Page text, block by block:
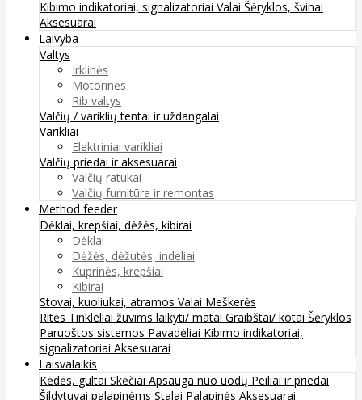
Kibimo indikatoriai, signalizatoriai Valai Šėryklos, švinai
Aksesuarai
Laivyba
Valtys
Irklinės
Motorinės
Rib valtys
Valčių / variklių tentai ir uždangalai
Varikliai
Elektriniai varikliai
Valčių priedai ir aksesuarai
Valčių ratukai
Valčių furnitūra ir remontas
Method feeder
Dėklai, krepšiai, dėžės, kibirai
Dėklai
Dėžės, dėžutės, indeliai
Kuprinės, krepšiai
Kibirai
Stovai, kuoliukai, atramos Valai Meškerės
Ritės Tinkleliai žuvims laikyti/ matai Graibštai/ kotai Šėryklos
Paruoštos sistemos Pavadėliai Kibimo indikatoriai,
signalizatoriai Aksesuarai
Laisvalaikis
Kėdės, gultai Skėčiai Apsauga nuo uodų Peiliai ir priedai
Šildytuvai palapinėms Stalai Palapinės Aksesuarai